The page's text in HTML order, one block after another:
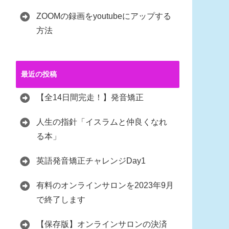
ZOOMの録画をyoutubeにアップする
方法
最近の投稿
【全14日間完走！】発音矯正
人生の指針「イスラムと仲良くなれ
る本」
英語発音矯正チャレンジDay1
有料のオンラインサロンを2023年9月
で終了します
【保存版】オンラインサロンの決済